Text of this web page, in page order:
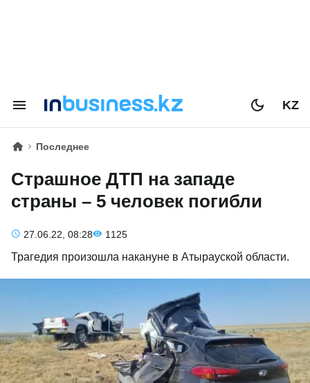
KZ
Последнее
Страшное ДТП на западе
страны – 5 человек погибли
27.06.22, 08:28 1125
Трагедия произошла накануне в Атырауской области.